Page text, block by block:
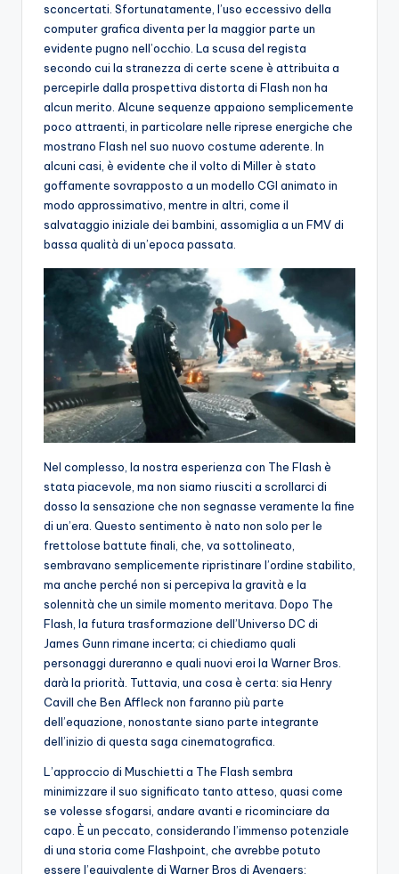
sconcertati. Sfortunatamente, l’uso eccessivo della
computer grafica diventa per la maggior parte un
evidente pugno nell’occhio. La scusa del regista
secondo cui la stranezza di certe scene è attribuita a
percepirle dalla prospettiva distorta di Flash non ha
alcun merito. Alcune sequenze appaiono semplicemente
poco attraenti, in particolare nelle riprese energiche che
mostrano Flash nel suo nuovo costume aderente. In
alcuni casi, è evidente che il volto di Miller è stato
goffamente sovrapposto a un modello CGI animato in
modo approssimativo, mentre in altri, come il
salvataggio iniziale dei bambini, assomiglia a un FMV di
bassa qualità di un’epoca passata.
Nel complesso, la nostra esperienza con The Flash è
stata piacevole, ma non siamo riusciti a scrollarci di
dosso la sensazione che non segnasse veramente la fine
di un’era. Questo sentimento è nato non solo per le
frettolose battute finali, che, va sottolineato,
sembravano semplicemente ripristinare l’ordine stabilito,
ma anche perché non si percepiva la gravità e la
solennità che un simile momento meritava. Dopo The
Flash, la futura trasformazione dell’Universo DC di
James Gunn rimane incerta; ci chiediamo quali
personaggi dureranno e quali nuovi eroi la Warner Bros.
darà la priorità. Tuttavia, una cosa è certa: sia Henry
Cavill che Ben Affleck non faranno più parte
dell’equazione, nonostante siano parte integrante
dell’inizio di questa saga cinematografica.
L’approccio di Muschietti a The Flash sembra
minimizzare il suo significato tanto atteso, quasi come
se volesse sfogarsi, andare avanti e ricominciare da
capo. È un peccato, considerando l’immenso potenziale
di una storia come Flashpoint, che avrebbe potuto
essere l’equivalente di Warner Bros di Avengers: